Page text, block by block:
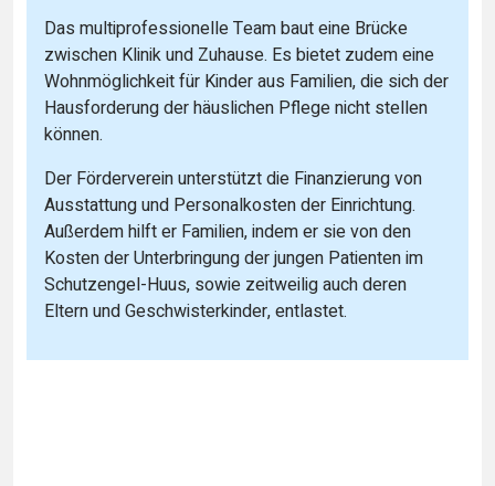
Das multiprofessionelle Team baut eine Brücke
zwischen Klinik und Zuhause. Es bietet zudem eine
Wohnmöglichkeit für Kinder aus Familien, die sich der
Hausforderung der häuslichen Pflege nicht stellen
können.
Der Förderverein unterstützt die Finanzierung von
Ausstattung und Personalkosten der Einrichtung.
Außerdem hilft er Familien, indem er sie von den
Kosten der Unterbringung der jungen Patienten im
Schutzengel-Huus, sowie zeitweilig auch deren
Eltern und Geschwisterkinder, entlastet.